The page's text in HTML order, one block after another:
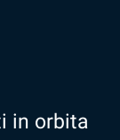
in orbita